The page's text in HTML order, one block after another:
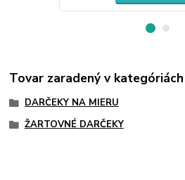
Tovar zaradený v kategóriách
DARČEKY NA MIERU
ŽARTOVNÉ DARČEKY